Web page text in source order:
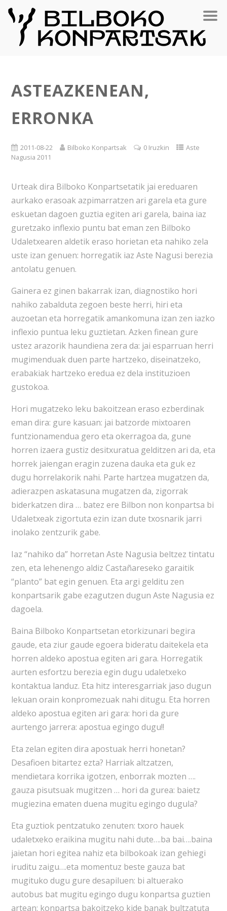
ASTEAZKENEAN,
ERRONKA
2011-08-22 Bilboko Konpartsak 0 Iruzkin
Aste
Nagusia 2011
Urteak dira Bilboko Konpartsetatik jai ereduaren
aurkako erasoak azpimarratzen ari garela eta gure
eskuetan dagoen guztia egiten ari garela, baina iaz
guretzako inflexio puntu bat eman zen Bilboko
Udaletxearen aldetik eraso horietan eta nahiko zela
uste izan genuen: horregatik iaz Aste Nagusi berezia
antolatu genuen.
Gainera ez ginen bakarrak izan, diagnostiko hori
nahiko zabalduta zegoen beste herri, hiri eta
auzoetan eta horregatik amankomuna izan zen iazko
inflexio puntua leku guztietan. Azken finean gure
ustez arazorik haundiena zera da: jai esparruan herri
mugimenduak duen parte hartzeko, diseinatzeko,
erabakiak hartzeko eredua ez dela instituzioen
gustokoa.
Hori mugatzeko leku bakoitzean eraso ezberdinak
eman dira: gure kasuan: jai batzorde mixtoaren
funtzionamendua gero eta okerragoa da, gune
horren izaera gustiz desitxuratua gelditzen ari da, eta
horrek jaiengan eragin zuzena dauka eta guk ez
dugu horrelakorik nahi. Parte hartzea mugatzen da,
adierazpen askatasuna mugatzen da, zigorrak
biderkatzen dira … batez ere Bilbon non konpartsa bi
Udaletxeak zigortuta ezin izan dute txosnarik jarri
inolako zentzurik gabe.
Iaz “nahiko da” horretan Aste Nagusia beltzez tintatu
zen, eta lehenengo aldiz Castañareseko garaitik
“planto” bat egin genuen. Eta argi gelditu zen
konpartsarik gabe ezagutzen dugun Aste Nagusia ez
dagoela.
Baina Bilboko Konpartsetan etorkizunari begira
gaude, eta ziur gaude egoera bideratu daitekela eta
horren aldeko apostua egiten ari gara. Horregatik
aurten esfortzu berezia egin dugu udaletxeko
kontaktua landuz. Eta hitz interesgarriak jaso dugun
lekuan orain konpromezuak nahi ditugu. Eta horren
aldeko apostua egiten ari gara: hori da gure
aurtengo jarrera: apostua egingo dugu!!
Eta zelan egiten dira apostuak herri honetan?
Desafioen bitartez ezta? Harriak altzatzen,
mendietara korrika igotzen, enborrak mozten ….
gauza pisutsuak mugitzen … hori da gurea: baietz
mugiezina ematen duena mugitu egingo dugula?
Eta guztiok pentzatuko zenuten: txoro hauek
udaletxeko eraikina mugitu nahi dute….ba bai….baina
jaietan hori egitea nahiz eta bilbokoak izan gehiegi
iruditu zaigu….eta momentuz beste gauza bat
mugituko dugu gure desapiluen: bi altuerako
autobus bat mugitu egingo dugu konpartsa guztien
artean: konpartsa bakoitzeko kide banak bultzatuta